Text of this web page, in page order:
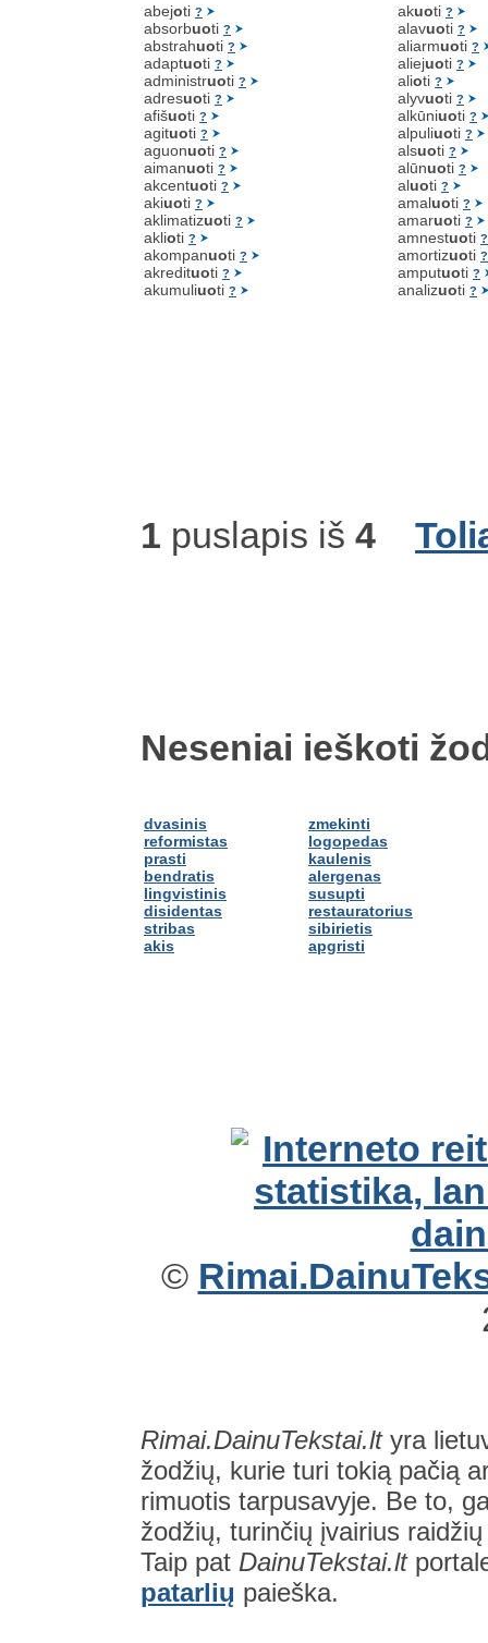
abejoti ?
absorbuoti ?
abstrahuoti ?
adaptuoti ?
administruoti ?
adresuoti ?
afišuoti ?
agituoti ?
aguonuoti ?
aimanuoti ?
akcentuoti ?
akiuoti ?
aklimatizuoti ?
aklioti ?
akompanuoti ?
akredituoti ?
akumuliuoti ?
akuoti ?
alavuoti ?
aliarmuoti ?
aliejuoti ?
alioti ?
alyvuoti ?
alkūniuoti ?
alpuliuoti ?
alsuoti ?
alūnuoti ?
aluoti ?
amaluoti ?
amaruoti ?
amnestuoti ?
amortizuoti ?
amputuoti ?
analizuoti ?
1 puslapis iš 4
Neseniai ieškoti
dvasinis
reformistas
prasti
bendratis
lingvistinis
disidentas
stribas
akis
zmekinti
logopedas
kaulenis
alergenas
susupti
restauratorius
sibirietis
apgristi
©
Rimai.DainuTekstai.ltyra
žodžių, kurie turi tokią pačią
rimuotis tarpusavyje. Be to,
žodžių, turinčių įvairius
Taip pat DainuTekstai.lt
patarlių paieška.